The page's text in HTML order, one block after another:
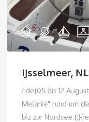
IJsselmeer,
{:de}05 bis 12
Melanie" rund um
biz zur